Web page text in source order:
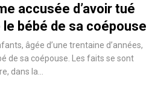
accusée d’avoir tué
bébé de sa coépouse
âgée d’une trentaine d’années,
de sa coépouse. Les faits se sont
dans la…